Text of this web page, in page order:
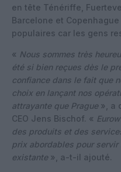
en tête Ténériffe,
Barcelone et
populaires car les gens
« Nous sommes très
été si bien reçues dès le
confiance dans le fait que
choix en lançant nos
attrayante que Prague », a
CEO Jens Bischof. «
des produits et des
prix abordables pour servir
existante », a-t-il ajouté.